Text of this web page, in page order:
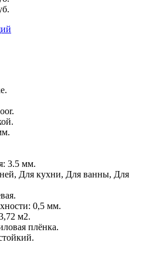
3.5 мм.
Для кухни, Для ванны, Для
0,5 мм.
м2.
плёнка.